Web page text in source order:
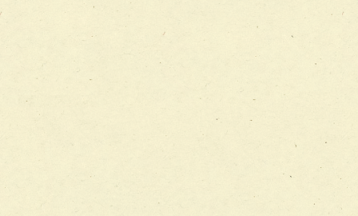
チーム12【こどもの食育支援チーム】
チーム13【非がんに対する緩和ケアチーム】